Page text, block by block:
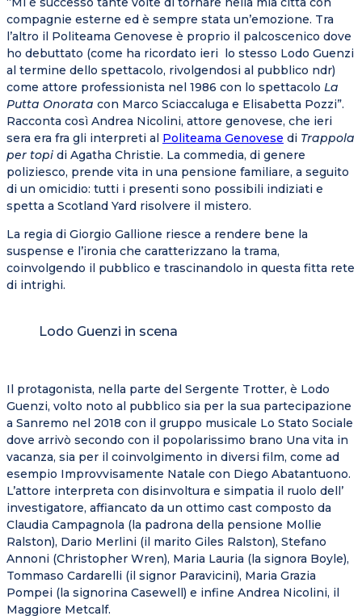
compagnie esterne ed è sempre stata un’emozione. Tra
l’altro il Politeama Genovese è proprio il palcoscenico dove
ho debuttato (come ha ricordato ieri lo stesso Lodo Guenzi
al termine dello spettacolo, rivolgendosi al pubblico ndr)
come attore professionista nel 1986 con lo spettacolo La
Putta Onorata con Marco Sciaccaluga e Elisabetta Pozzi”.
Racconta così Andrea Nicolini, attore genovese, che ieri
sera era fra gli interpreti al Politeama Genovese di Trappola
per topi di Agatha Christie. La commedia, di genere
poliziesco, prende vita in una pensione familiare, a seguito
di un omicidio: tutti i presenti sono possibili indiziati e
spetta a Scotland Yard risolvere il mistero.
La regia di Giorgio Gallione riesce a rendere bene la
suspense e l’ironia che caratterizzano la trama,
coinvolgendo il pubblico e trascinandolo in questa fitta rete
di intrighi.
Lodo Guenzi in scena
Il protagonista, nella parte del Sergente Trotter, è Lodo
Guenzi, volto noto al pubblico sia per la sua partecipazione
a Sanremo nel 2018 con il gruppo musicale Lo Stato Sociale
dove arrivò secondo con il popolarissimo brano Una vita in
vacanza, sia per il coinvolgimento in diversi film, come ad
esempio Improvvisamente Natale con Diego Abatantuono.
L’attore interpreta con disinvoltura e simpatia il ruolo dell’
investigatore, affiancato da un ottimo cast composto da
Claudia Campagnola (la padrona della pensione Mollie
Ralston), Dario Merlini (il marito Giles Ralston), Stefano
Annoni (Christopher Wren), Maria Lauria (la signora Boyle),
Tommaso Cardarelli (il signor Paravicini), Maria Grazia
Pompei (la signorina Casewell) e infine Andrea Nicolini, il
Maggiore Metcalf.